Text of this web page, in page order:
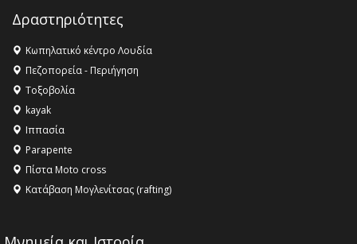
16:27 - Όλυμπος: Εντάχθηκε στον Κατάλογο Παγκόσμιας
Κληρονομιάς της UNESCO – Ομόφωνη η απόφαση Ο
Όλυμπος αναγνωρίστηκε ως φυσικό και πολιτιστικό
αγαθό εξέχουσας οικουμενικής αξίας για την
ανθρωπότητα
16:18 -
ΣΤΗΝ ΕΔΕΣΣΑ
Δραστηριότητες
Κωπηλατικό κέντρο Λουδία
Πεζοπορεία - Περιήγηση
Τοξοβολία
kayak
Ιππασία
Parapente
Πίστα Moto cross
Κατάβαση Μογλενίτσας (rafting)